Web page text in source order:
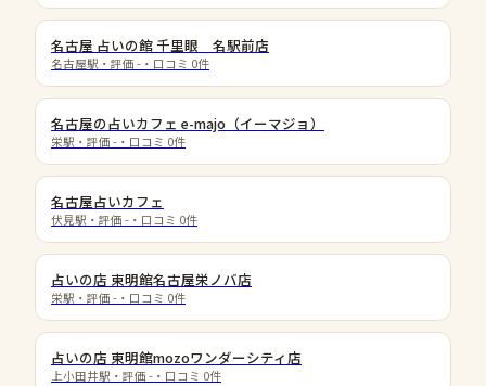
名古屋 占いの館 千里眼 名駅前店
名古屋駅 ・評価 - ・口コミ 0件
名古屋の占いカフェ e-majo（イーマジョ）
栄駅 ・評価 - ・口コミ 0件
名古屋占いカフェ
伏見駅 ・評価 - ・口コミ 0件
占いの店 東明館名古屋栄ノバ店
栄駅 ・評価 - ・口コミ 0件
占いの店 東明館mozoワンダーシティ店
上小田井駅 ・評価 - ・口コミ 0件